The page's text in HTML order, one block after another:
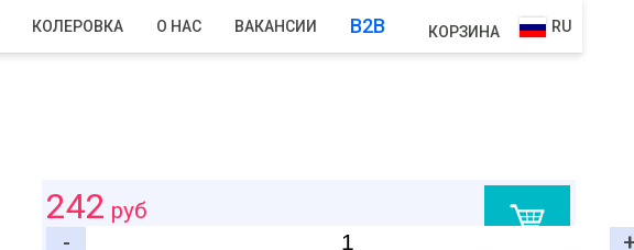
КОЛЕРОВКА О НАС ВАКАНСИИ B2B КОРЗИНА RU
242 руб
-